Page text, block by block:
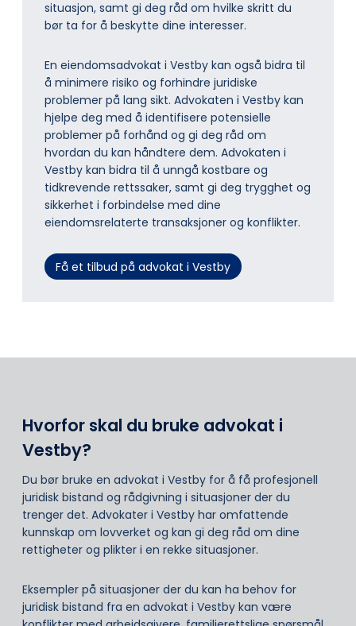
situasjon, samt gi deg råd om hvilke skritt du
bør ta for å beskytte dine interesser.
En eiendomsadvokat i Vestby kan også bidra til
å minimere risiko og forhindre juridiske
problemer på lang sikt. Advokaten i Vestby kan
hjelpe deg med å identifisere potensielle
problemer på forhånd og gi deg råd om
hvordan du kan håndtere dem. Advokaten i
Vestby kan bidra til å unngå kostbare og
tidkrevende rettssaker, samt gi deg trygghet og
sikkerhet i forbindelse med dine
eiendomsrelaterte transaksjoner og konflikter.
Få et tilbud på advokat i Vestby
Hvorfor skal du bruke advokat i
Vestby?
Du bør bruke en advokat i Vestby for å få profesjonell
juridisk bistand og rådgivning i situasjoner der du
trenger det. Advokater i Vestby har omfattende
kunnskap om lovverket og kan gi deg råd om dine
rettigheter og plikter i en rekke situasjoner.
Eksempler på situasjoner der du kan ha behov for
juridisk bistand fra en advokat i Vestby kan være